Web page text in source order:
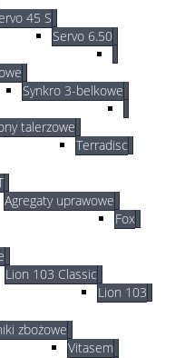
45 S
Servo 6.50
Synkro 3-belkowe
talerzowe
Terradisc
Agregaty uprawowe
Fox
Lion 103 Classic
Lion 103
zbożowe
Vitasem